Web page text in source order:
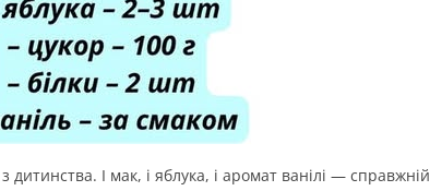
дитинства. І мак, і яблука, і аромат ванілі — справжній